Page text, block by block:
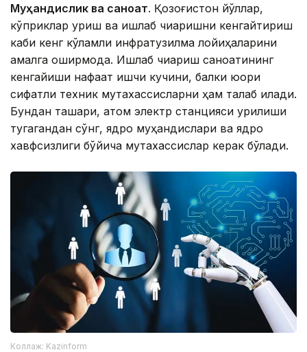
Муҳандислик ва саноат. Қозоғистон йўллар,
кўприклар қуриш ва ишлаб чиқаришни кенгайтириш
каби кенг кўламли инфратузилма лойиҳаларини
амалга оширмоқда. Ишлаб чиқариш саноатининг
кенгайиши нафақат ишчи кучини, балки юқори
сифатли техник мутахассисларни ҳам талаб қилади.
Бундан ташқари, атом электр станцияси қурилиши
тугагандан сўнг, ядро муҳандислари ва ядро
хавфсизлиги бўйича мутахассислар керак бўлади.
Коллаж: Kazinform